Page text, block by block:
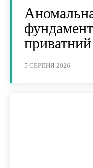
5 СЕРПНЯ 2026